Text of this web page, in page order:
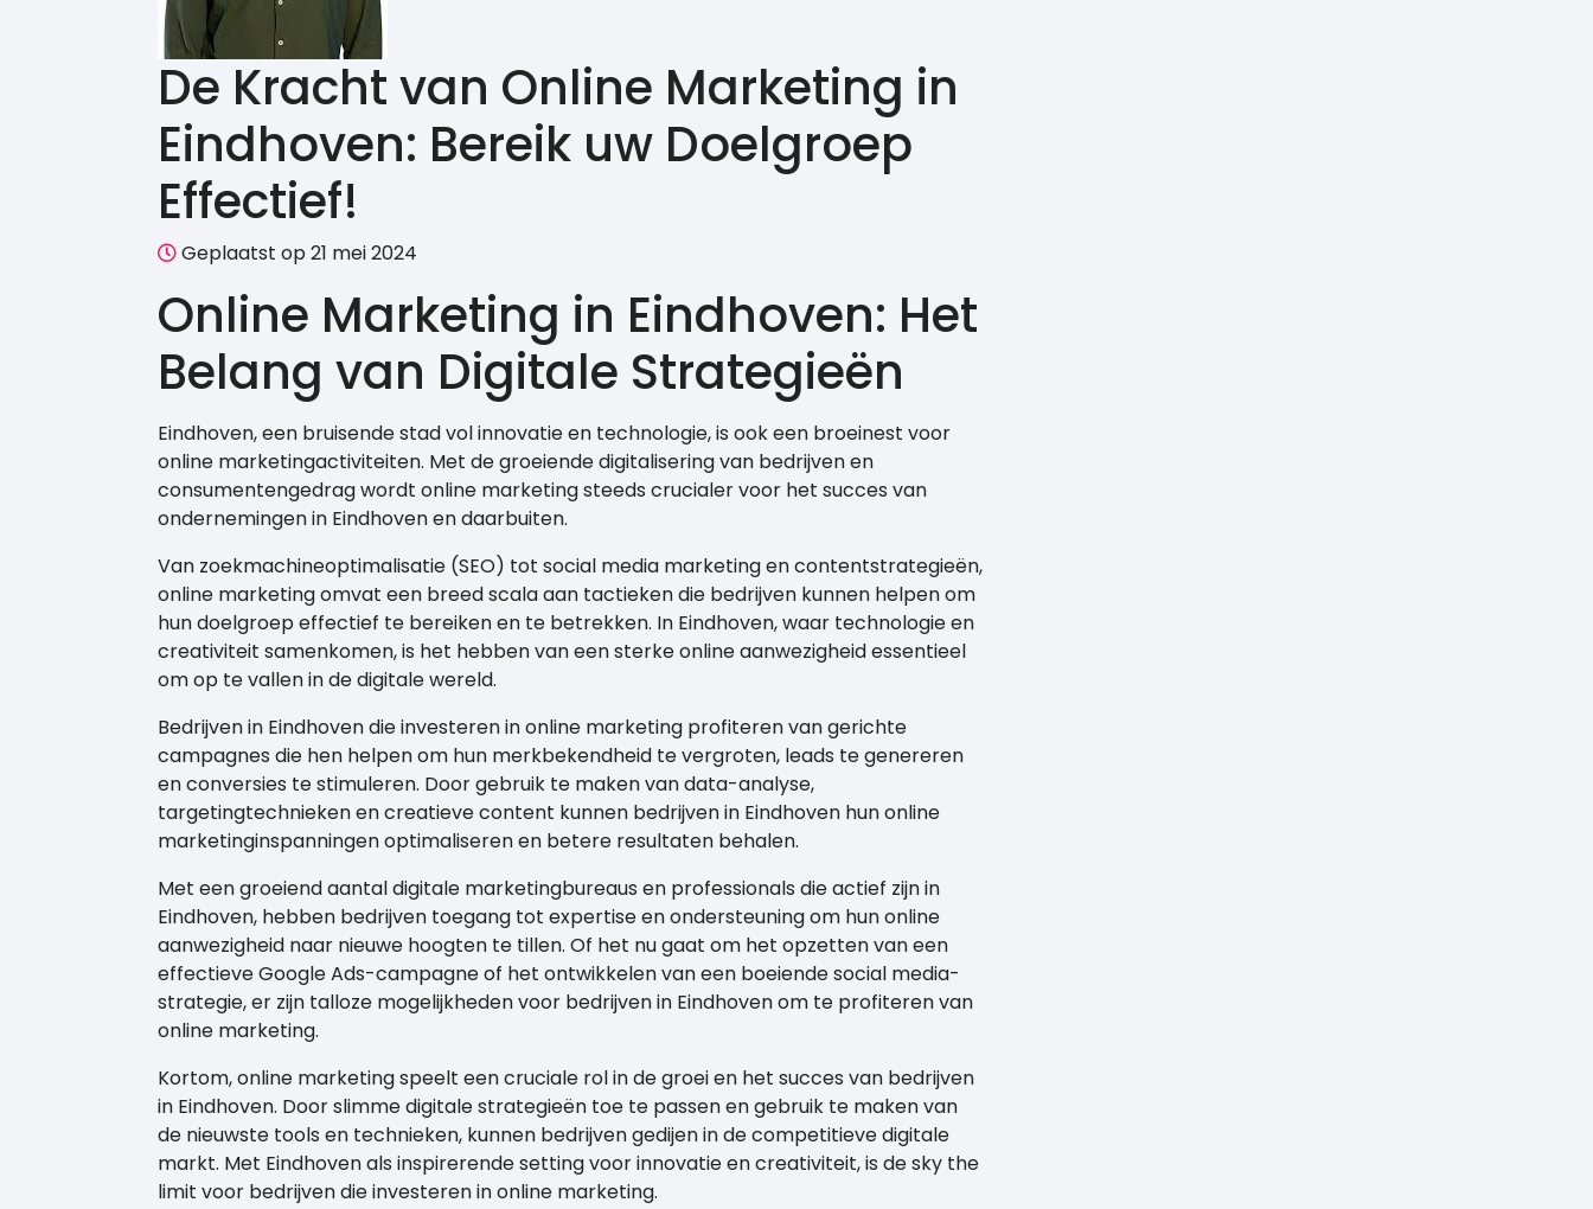
De Kracht van Online Marketing in
Eindhoven: Bereik uw Doelgroep
Effectief!
Geplaatst op 21 mei 2024
Online Marketing in Eindhoven: Het
Belang van Digitale Strategieën
Eindhoven, een bruisende stad vol innovatie en technologie, is ook een broeinest voor
online marketingactiviteiten. Met de groeiende digitalisering van bedrijven en
consumentengedrag wordt online marketing steeds crucialer voor het succes van
ondernemingen in Eindhoven en daarbuiten.
Van zoekmachineoptimalisatie (SEO) tot social media marketing en contentstrategieën,
online marketing omvat een breed scala aan tactieken die bedrijven kunnen helpen om
hun doelgroep effectief te bereiken en te betrekken. In Eindhoven, waar technologie en
creativiteit samenkomen, is het hebben van een sterke online aanwezigheid essentieel
om op te vallen in de digitale wereld.
Bedrijven in Eindhoven die investeren in online marketing profiteren van gerichte
campagnes die hen helpen om hun merkbekendheid te vergroten, leads te genereren
en conversies te stimuleren. Door gebruik te maken van data-analyse,
targetingtechnieken en creatieve content kunnen bedrijven in Eindhoven hun online
marketinginspanningen optimaliseren en betere resultaten behalen.
Met een groeiend aantal digitale marketingbureaus en professionals die actief zijn in
Eindhoven, hebben bedrijven toegang tot expertise en ondersteuning om hun online
aanwezigheid naar nieuwe hoogten te tillen. Of het nu gaat om het opzetten van een
effectieve Google Ads-campagne of het ontwikkelen van een boeiende social media-
strategie, er zijn talloze mogelijkheden voor bedrijven in Eindhoven om te profiteren van
online marketing.
Kortom, online marketing speelt een cruciale rol in de groei en het succes van bedrijven
in Eindhoven. Door slimme digitale strategieën toe te passen en gebruik te maken van
de nieuwste tools en technieken, kunnen bedrijven gedijen in de competitieve digitale
markt. Met Eindhoven als inspirerende setting voor innovatie en creativiteit, is de sky the
limit voor bedrijven die investeren in online marketing.